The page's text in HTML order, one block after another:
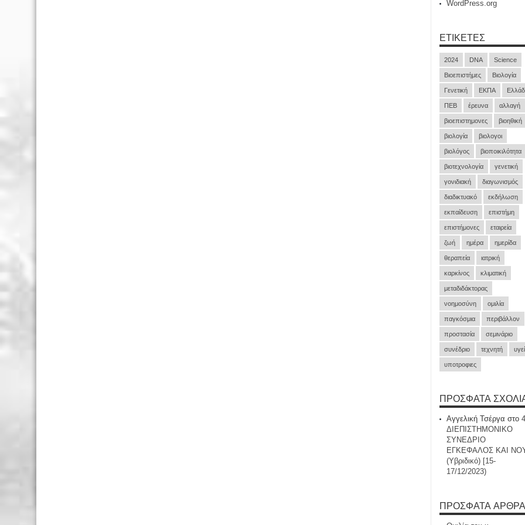
WordPress.org
ΕΤΙΚΈΤΕΣ
2024 DNA Science
Βιοεπιστήμες Βιολογία
Γενετική ΕΚΠΑ
ΠΕΒ έρευνα αλλαγή
βιοεπιστημονες βιοηθική
βιολογία βιολογοι
βιολόγος βιοποικιλότητα
βιοτεχνολογία γενετική
γονιδιακή διαγωνισμός
διαδικτυακό εκδήλωση
εκπαίδευση επιστήμη
επιστήμονες εταιρεία
ζωή ημέρα ημερίδα
θεραπεία ιατρική
καρκίνος κλιματική
μεταδιδάκτορας
νοημοσύνη ομιλία
παγκόσμια περιβάλλον
προστασία σεμινάριο
συνέδριο τεχνητή
υποτροφιες
ΠΡΌΣΦΑΤΑ
Αγγελική Τσέργα στο
ΔΙΕΠΙΣΤΗΜΟΝΙΚΟ
ΣΥΝΕΔΡΙΟ
ΕΓΚΕΦΑΛΟΣ ΚΑΙ
(Υβριδικό) [15-
17/12/2023)
ΠΡΌΣΦΑΤΑ ΆΡΘΡΑ